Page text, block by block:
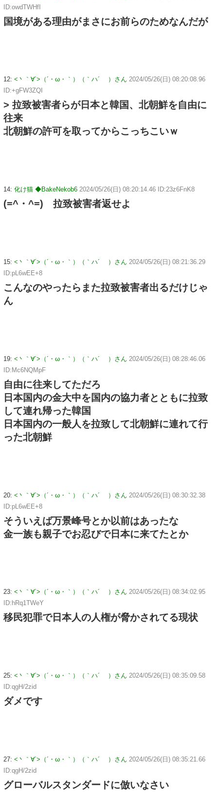
ID:owdTWHfI
国境がある理由がまさにお前らのためなんだが
12: <丶｀∀´>（´・ω・｀）（｀ハ´ ）さん 2024/05/26(日) 08:20:08.96
ID:+gFW3ZQI
> 拉致被害者らが日本と韓国、北朝鮮を自由に
往来
北朝鮮の許可を取ってからこっちこいｗ
14: 化け猫 ◆BakeNekob6 2024/05/26(日) 08:20:14.46 ID:23z6FnK8
(=^・^=) 拉致被害者返せよ
15: <丶｀∀´>（´・ω・｀）（｀ハ´ ）さん 2024/05/26(日) 08:21:36.29
ID:pL6wEE+8
こんなのやったらまた拉致被害者出るだけじゃ
ん
19: <丶｀∀´>（´・ω・｀）（｀ハ´ ）さん 2024/05/26(日) 08:28:46.06
ID:Mc6NQMpF
自由に往来してただろ
日本国内の金大中を国内の協力者とともに拉致
して連れ帰った韓国
日本国内の一般人を拉致して北朝鮮に連れて行
った北朝鮮
20: <丶｀∀´>（´・ω・｀）（｀ハ´ ）さん 2024/05/26(日) 08:30:32.38
ID:pL6wEE+8
そういえば万景峰号とか以前はあったな
金一族も親子でお忍びで日本に来てたとか
23: <丶｀∀´>（´・ω・｀）（｀ハ´ ）さん 2024/05/26(日) 08:34:02.95
ID:hRq1TWeY
移民犯罪で日本人の人権が脅かされてる現状
25: <丶｀∀´>（´・ω・｀）（｀ハ´ ）さん 2024/05/26(日) 08:35:09.58
ID:qgH/2zid
ダメです
27: <丶｀∀´>（´・ω・｀）（｀ハ´ ）さん 2024/05/26(日) 08:35:21.66
ID:qgH/2zid
グローバルスタンダードに倣いなさい